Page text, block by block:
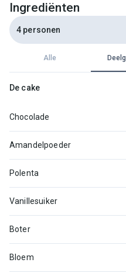
Ingrediënten
4 personen
Alle
De cake
Chocolade
Amandelpoeder
Polenta
Vanillesuiker
Boter
Bloem